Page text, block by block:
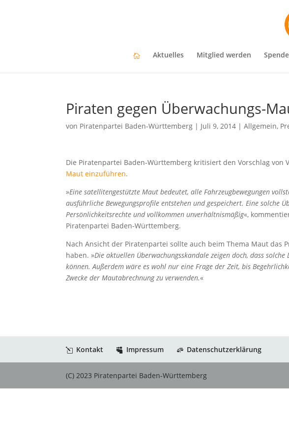
Aktuelles Mitglied werden
Piraten gegen Überwachungs-
von Piratenpartei Baden-Württemberg | Juli 9, 2014 |Allgemein,
Die Piratenpartei Baden-Württemberg kritisiert den Vorschlag von
Maut einzuführen.
»Eine satellitengestützte Maut bedeutet, alle Fahrzeugbewegungen
ausführliche Bewegungsprofile entstehen und gespeichert. Eine solche
Persönlichkeitsrechte und vollkommen unverhältnismäßig«,
Piratenpartei Baden-Württemberg.
Nach Ansicht der Piratenpartei sollte auch beim Thema Maut das
haben. »Die aktuellen Überwachungsskandale zeigen doch, dass
können. Außerdem wäre es wohl nur eine Frage der Zeit, bis
Zwecke der Mautabrechnung zu verwenden.«
Kontakt Impressum Datenschutzerklärung
(C) 2023 Piratenpartei Baden-Württemberg